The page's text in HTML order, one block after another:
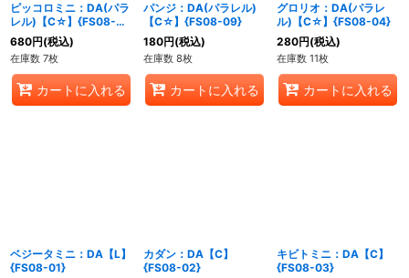
ピッコロミニ：DA(パラ
レル)【C☆】{FS08-
10}
680円(税込)
在庫数 7枚
カートに入れる
パンジ：DA(パラレル)
【C☆】{FS08-09}
180円(税込)
在庫数 8枚
カートに入れる
グロリオ：DA(パラレ
ル)【C☆】{FS08-04}
280円(税込)
在庫数 11枚
カートに入れる
ベジータミニ：DA【L】
{FS08-01}
カダン：DA【C】
{FS08-02}
キビトミニ：DA【C】
{FS08-03}